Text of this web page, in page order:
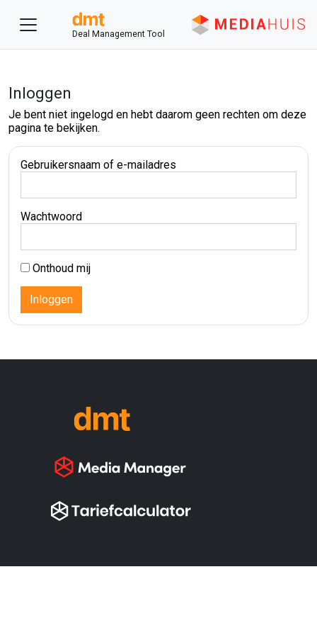
Deal Management Tool
Inloggen
Je bent niet ingelogd en hebt daarom geen rechten om deze
pagina te bekijken.
Gebruikersnaam of e-mailadres
Wachtwoord
Onthoud mij